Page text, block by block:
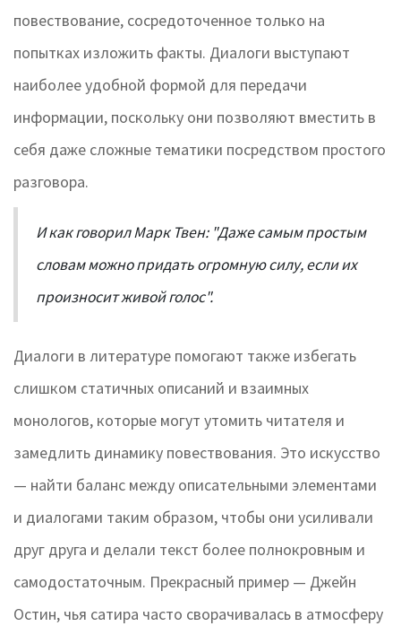
повествование, сосредоточенное только на
попытках изложить факты. Диалоги выступают
наиболее удобной формой для передачи
информации, поскольку они позволяют вместить в
себя даже сложные тематики посредством простого
разговора.
И как говорил Марк Твен: "Даже самым простым
словам можно придать огромную силу, если их
произносит живой голос".
Диалоги в литературе помогают также избегать
слишком статичных описаний и взаимных
монологов, которые могут утомить читателя и
замедлить динамику повествования. Это искусство
— найти баланс между описательными элементами
и диалогами таким образом, чтобы они усиливали
друг друга и делали текст более полнокровным и
самодостаточным. Прекрасный пример — Джейн
Остин, чья сатира часто сворачивалась в атмосферу